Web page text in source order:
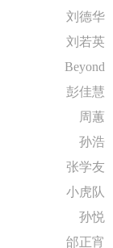
刘德华
刘若英
Beyond
彭佳慧
周蕙
孙浩
张学友
小虎队
孙悦
邰正宵